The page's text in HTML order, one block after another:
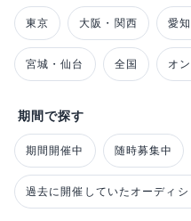
東京 大阪・関西 愛
宮城・仙台 全国 オ
期間で探す
期間開催中 随時募集中
過去に開催していたオーディシ